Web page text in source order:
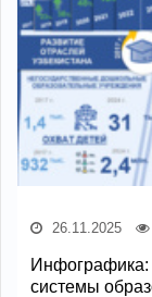
26.11.2025
Инфографика:
системы